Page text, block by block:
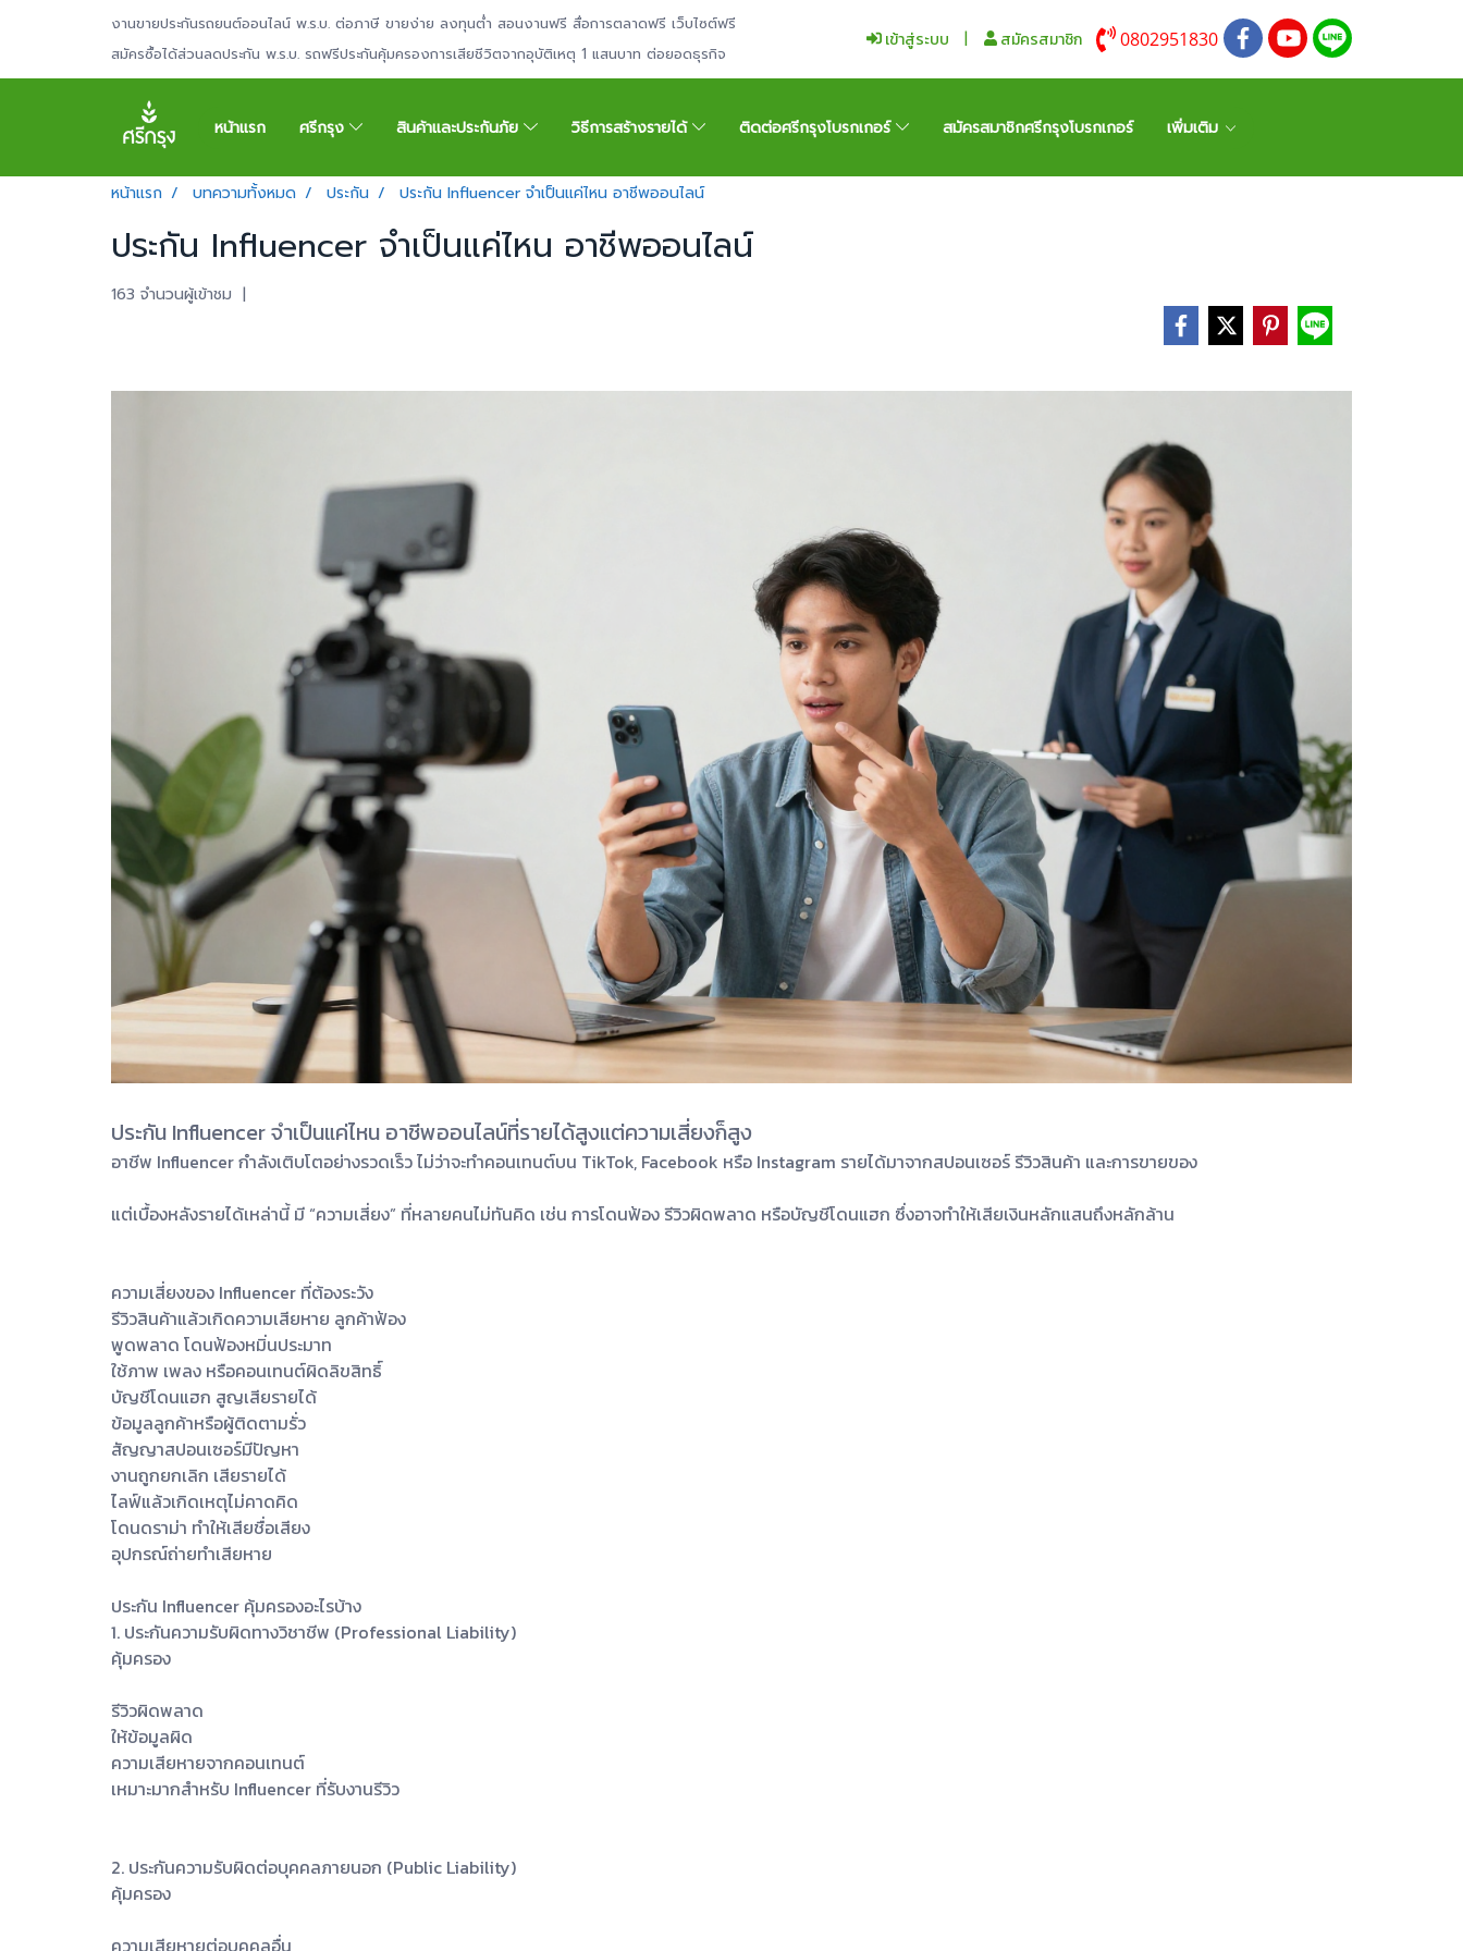
งานขายประกันรถยนต์ออนไลน์ พ.ร.บ. ต่อภาษี ขายง่าย ลงทุนต่ำ สอนงานฟรี สื่อการตลาดฟรี เว็บไซต์ฟรี
สมัครซื้อได้ส่วนลดประกัน พ.ร.บ. รถฟรีประกันคุ้มครองการเสียชีวิตจากอุบัติเหตุ 1 แสนบาท ต่อยอดธุรกิจ
เข้าสู่ระบบ สมัครสมาชิก 0802951830
หน้าแรก ศรีกรุง สินค้าและประกันภัย วิธีการสร้างรายได้ ติดต่อศรีกรุงโบรกเกอร์ สมัครสมาชิกศรีกรุงโบรกเกอร์ เพิ่มเติม
หน้าแรก บทความทั้งหมด ประกัน ประกัน Influencer จำเป็นแค่ไหน อาชีพออนไลน์
ประกัน Influencer จำเป็นแค่ไหน อาชีพออนไลน์
163 จำนวนผู้เข้าชม |
ประกัน Influencer จำเป็นแค่ไหน อาชีพออนไลน์ที่รายได้สูงแต่ความเสี่ยงก็สูง
อาชีพ Influencer กำลังเติบโตอย่างรวดเร็ว ไม่ว่าจะทำคอนเทนต์บน TikTok, Facebook หรือ Instagram รายได้มาจากสปอนเซอร์ รีวิวสินค้า และการขายของ
แต่เบื้องหลังรายได้เหล่านี้ มี “ความเสี่ยง” ที่หลายคนไม่ทันคิด เช่น การโดนฟ้อง รีวิวผิดพลาด หรือบัญชีโดนแฮก ซึ่งอาจทำให้เสียเงินหลักแสนถึงหลักล้าน
ความเสี่ยงของ Influencer ที่ต้องระวัง
รีวิวสินค้าแล้วเกิดความเสียหาย ลูกค้าฟ้อง
พูดพลาด โดนฟ้องหมิ่นประมาท
ใช้ภาพ เพลง หรือคอนเทนต์ผิดลิขสิทธิ์
บัญชีโดนแฮก สูญเสียรายได้
ข้อมูลลูกค้าหรือผู้ติดตามรั่ว
สัญญาสปอนเซอร์มีปัญหา
งานถูกยกเลิก เสียรายได้
ไลฟ์แล้วเกิดเหตุไม่คาดคิด
โดนดราม่า ทำให้เสียชื่อเสียง
อุปกรณ์ถ่ายทำเสียหาย
ประกัน Influencer คุ้มครองอะไรบ้าง
1. ประกันความรับผิดทางวิชาชีพ (Professional Liability)
คุ้มครอง
รีวิวผิดพลาด
ให้ข้อมูลผิด
ความเสียหายจากคอนเทนต์
เหมาะมากสำหรับ Influencer ที่รับงานรีวิว
2. ประกันความรับผิดต่อบุคคลภายนอก (Public Liability)
คุ้มครอง
ความเสียหายต่อบุคคลอื่น